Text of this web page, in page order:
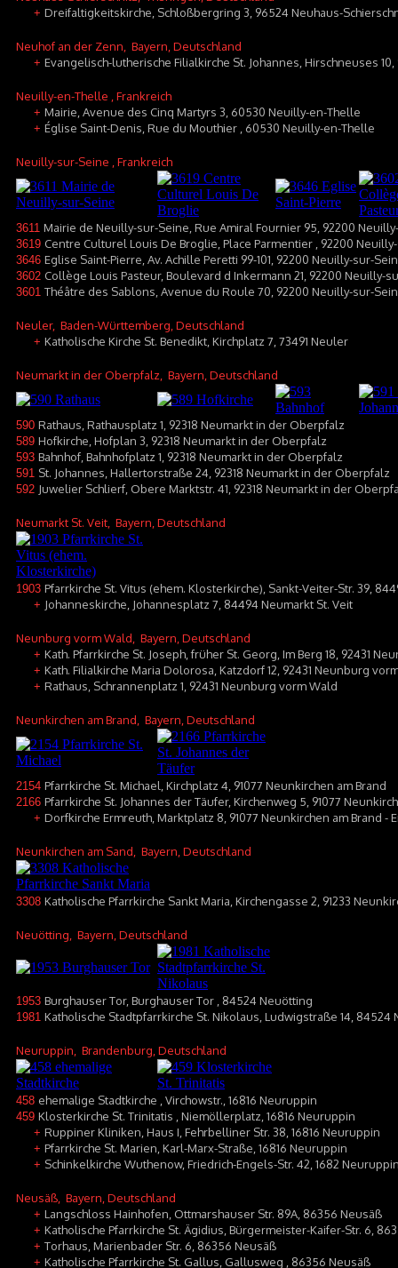
+ Dreifaltigkeitskirche, Schloßbergring 3, 96524 Neuhaus-
Neuhof an der Zenn , Bayern, Deutschland
+ Evangelisch-lutherische Filialkirche St. Johannes, Hirschneuses
Neuilly-en-Thelle , Frankreich
+ Mairie, Avenue des Cinq Martyrs 3, 60530 Neuilly-en-Thelle
+ Église Saint-Denis, Rue du Mouthier , 60530 Neuilly-en-Thelle
Neuilly-sur-Seine , Frankreich
3611 Mairie de Neuilly-sur-Seine, Rue Amiral Fournier 95, 92200
3619 Centre Culturel Louis De Broglie, Place Parmentier , 92200
3646 Eglise Saint-Pierre, Av. Achille Peretti 99-101, 92200 Neuilly-sur-
3602 Collège Louis Pasteur, Boulevard d Inkermann 21, 92200 Neuilly-
3601 Théâtre des Sablons, Avenue du Roule 70, 92200 Neuilly-sur-
Neuler, Baden-Württemberg, Deutschland
+ Katholische Kirche St. Benedikt, Kirchplatz 7, 73491 Neuler
Neumarkt in der Oberpfalz , Bayern, Deutschland
590 Rathaus, Rathausplatz 1, 92318 Neumarkt in der Oberpfalz
589 Hofkirche, Hofplan 3, 92318 Neumarkt in der Oberpfalz
593 Bahnhof, Bahnhofplatz 1, 92318 Neumarkt in der Oberpfalz
591 St. Johannes, Hallertorstraße 24, 92318 Neumarkt in der Oberpfalz
592 Juwelier Schlierf, Obere Marktstr. 41, 92318 Neumarkt in der
Neumarkt St. Veit , Bayern, Deutschland
1903 Pfarrkirche St. Vitus (ehem. Klosterkirche), Sankt-Veiter-Str. 39,
+ Johanneskirche, Johannesplatz 7, 84494 Neumarkt St. Veit
Neunburg vorm Wald , Bayern, Deutschland
+ Kath. Pfarrkirche St. Joseph, früher St. Georg, Im Berg 18, 92431
+ Kath. Filialkirche Maria Dolorosa, Katzdorf 12, 92431 Neunburg
+ Rathaus, Schrannenplatz 1, 92431 Neunburg vorm Wald
Neunkirchen am Brand , Bayern, Deutschland
2154 Pfarrkirche St. Michael, Kirchplatz 4, 91077 Neunkirchen am Brand
2166 Pfarrkirche St. Johannes der Täufer, Kirchenweg 5, 91077
+ Dorfkirche Ermreuth, Marktplatz 8, 91077 Neunkirchen am Brand -
Neunkirchen am Sand , Bayern, Deutschland
3308 Katholische Pfarrkirche Sankt Maria, Kirchengasse 2, 91233
Neuötting , Bayern, Deutschland
1953 Burghauser Tor, Burghauser Tor , 84524 Neuötting
1981 Katholische Stadtpfarrkirche St. Nikolaus, Ludwigstraße 14, 84524
Neuruppin , Brandenburg, Deutschland
458 ehemalige Stadtkirche , Virchowstr., 16816 Neuruppin
459 Klosterkirche St. Trinitatis , Niemöllerplatz, 16816 Neuruppin
+ Ruppiner Kliniken, Haus I, Fehrbelliner Str. 38, 16816 Neuruppin
+ Pfarrkirche St. Marien, Karl-Marx-Straße, 16816 Neuruppin
+ Schinkelkirche Wuthenow, Friedrich-Engels-Str. 42, 1682
Neusäß , Bayern, Deutschland
+ Langschloss Hainhofen, Ottmarshauser Str. 89A, 86356 Neusäß
+ Katholische Pfarrkirche St. Ägidius, Bürgermeister-Kaifer-Str. 6,
+ Torhaus, Marienbader Str. 6, 86356 Neusäß
+ Katholische Pfarrkirche St. Gallus, Gallusweg , 86356 Neusäß